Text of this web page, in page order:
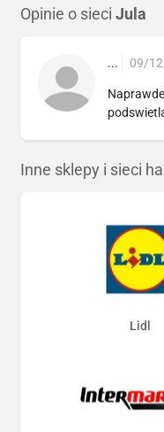
Opinie o sieci Jula
... 09/
Inne sklepy i sieci
Lidl